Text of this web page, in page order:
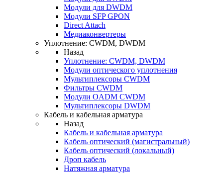
Модули для DWDM
Модули SFP GPON
Direct Attach
Медиаконвертеры
Уплотнение: CWDM, DWDM
Назад
Уплотнение: CWDM, DWDM
Модули оптического уплотнения
Мультиплексоры CWDM
Фильтры CWDM
Модули OADM CWDM
Мультиплексоры DWDM
Кабель и кабельная арматура
Назад
Кабель и кабельная арматура
Кабель оптический (магистральный)
Кабель оптический (локальный)
Дроп кабель
Натяжная арматура